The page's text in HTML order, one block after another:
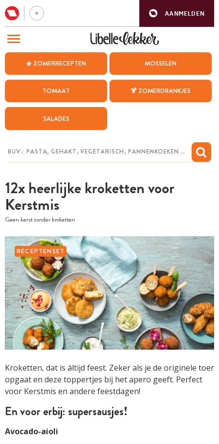
AANMELDEN
☀️ ZOMERRECEPTEN MOSSELEN
TOMAAT 🍹 ZOMERDRANKJES
SALADES
12x heerlijke kroketten voor
Kerstmis
Geen kerst zonder kroketten
RECEPTENSET
Kroketten, dat is áltijd feest. Zeker als je de originele toer
opgaat en deze toppertjes bij het apero geeft. Perfect
voor Kerstmis en andere feestdagen!
En voor erbij: supersausjes!
Avocado-aioli
BEZOEK ONZE ANDERE WEBSITES
WEEKMENU
CHAT MET MAIA
MIJN BEWAARDE RECEPTEN